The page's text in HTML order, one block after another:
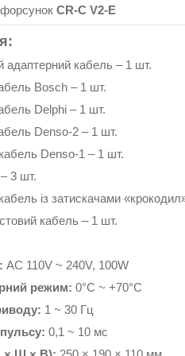
CR-C V2-E
адаптерний кабель – 1 шт.
Bosch – 1 шт.
Delphi – 1 шт.
Denso-2 – 1 шт.
Denso-1 – 1 шт.
3 шт.
із затискачами
кабель – 1 шт.
AC 110V ~ 240V, 100W
режим: 0°C ~ +70°C
1 ~ 30 Гц
0,1 ~ 10 мс